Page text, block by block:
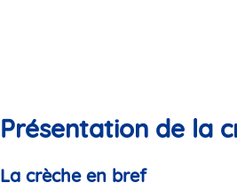
Présentation de la
La crèche en bref